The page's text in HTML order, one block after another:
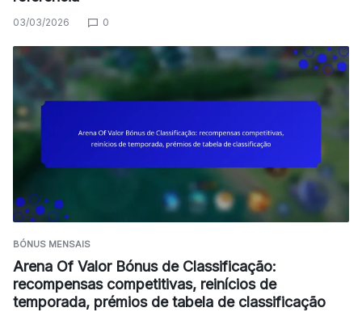
03/03/2026 0
BÓNUS MENSAIS
Arena Of Valor Bónus de Classificação:
recompensas competitivas, reinícios de
temporada, prémios de tabela de classificação